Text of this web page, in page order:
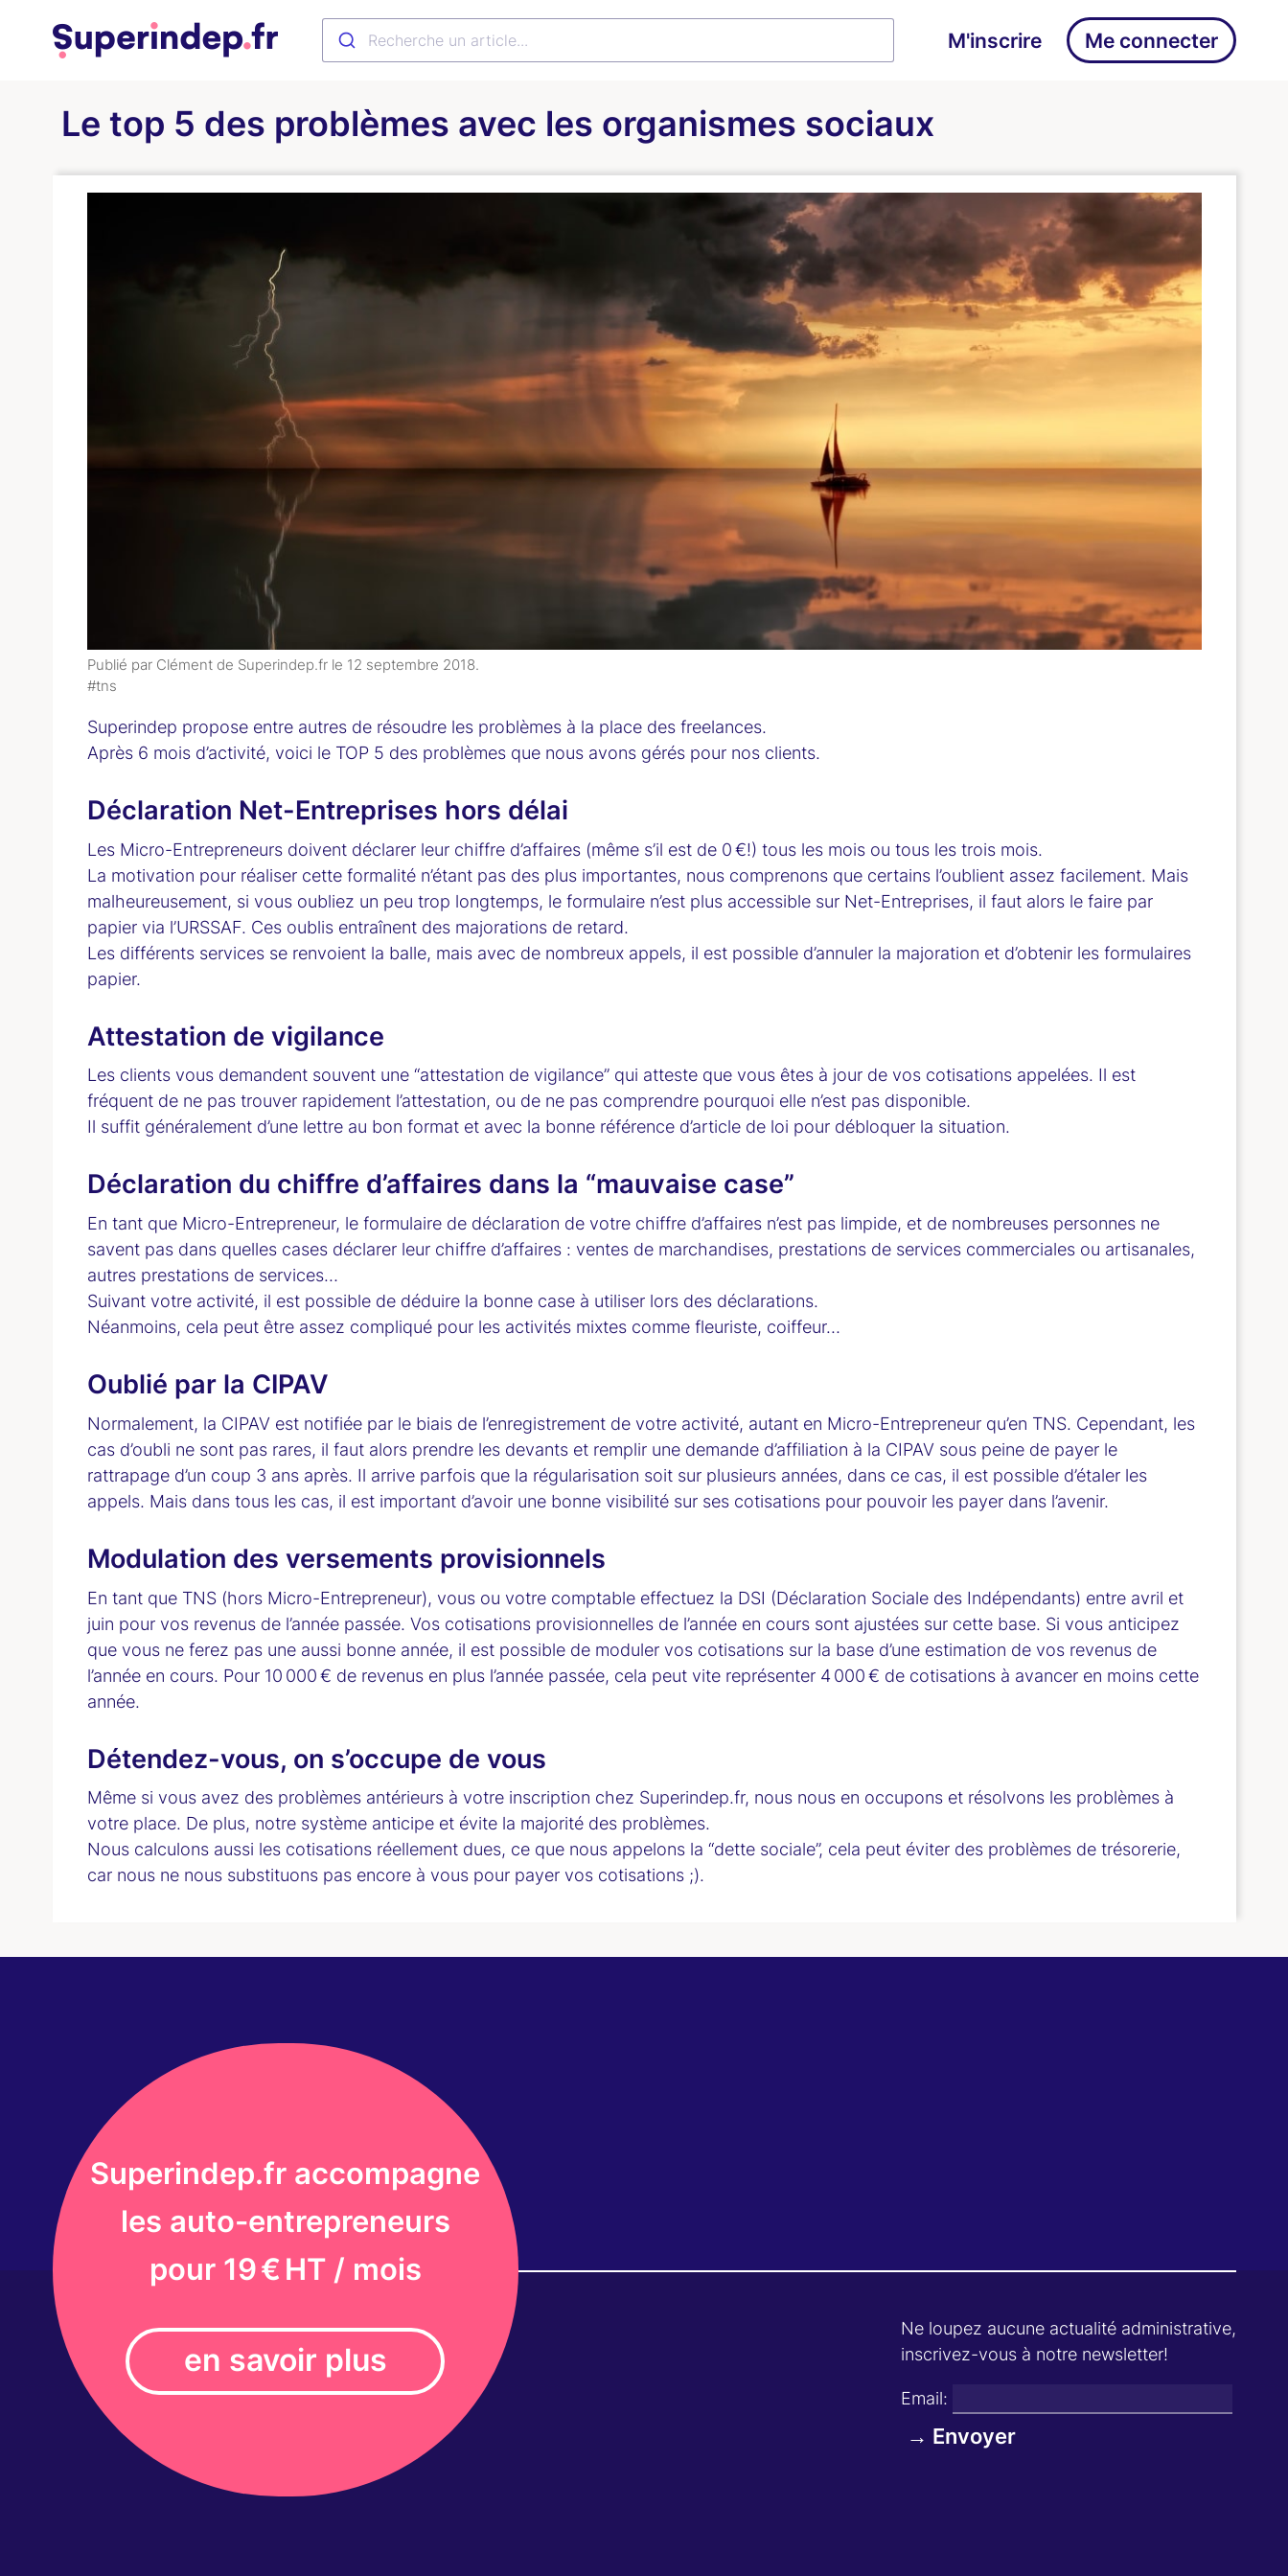
M'inscrire Me connecter
Le top 5 des problèmes avec les organismes sociaux
Publié par Clément de Superindep.fr le 12 septembre 2018.
#tns
Superindep propose entre autres de résoudre les problèmes à la place des freelances.
Après 6 mois d’activité, voici le TOP 5 des problèmes que nous avons gérés pour nos clients.
Déclaration Net-Entreprises hors délai
Les Micro-Entrepreneurs doivent déclarer leur chiffre d’affaires (même s’il est de 0 €!) tous les mois ou tous les trois mois.
La motivation pour réaliser cette formalité n’étant pas des plus importantes, nous comprenons que certains l’oublient assez facilement. Mais
malheureusement, si vous oubliez un peu trop longtemps, le formulaire n’est plus accessible sur Net-Entreprises, il faut alors le faire par
papier via l’URSSAF. Ces oublis entraînent des majorations de retard.
Les différents services se renvoient la balle, mais avec de nombreux appels, il est possible d’annuler la majoration et d’obtenir les formulaires
papier.
Attestation de vigilance
Les clients vous demandent souvent une “attestation de vigilance” qui atteste que vous êtes à jour de vos cotisations appelées. Il est
fréquent de ne pas trouver rapidement l’attestation, ou de ne pas comprendre pourquoi elle n’est pas disponible.
Il suffit généralement d’une lettre au bon format et avec la bonne référence d’article de loi pour débloquer la situation.
Déclaration du chiffre d’affaires dans la “mauvaise case”
En tant que Micro-Entrepreneur, le formulaire de déclaration de votre chiffre d’affaires n’est pas limpide, et de nombreuses personnes ne
savent pas dans quelles cases déclarer leur chiffre d’affaires : ventes de marchandises, prestations de services commerciales ou artisanales,
autres prestations de services…
Suivant votre activité, il est possible de déduire la bonne case à utiliser lors des déclarations.
Néanmoins, cela peut être assez compliqué pour les activités mixtes comme fleuriste, coiffeur…​
Oublié par la CIPAV
Normalement, la CIPAV est notifiée par le biais de l’enregistrement de votre activité, autant en Micro-Entrepreneur qu’en TNS. Cependant, les
cas d’oubli ne sont pas rares, il faut alors prendre les devants et remplir une demande d’affiliation à la CIPAV sous peine de payer le
rattrapage d’un coup 3 ans après. Il arrive parfois que la régularisation soit sur plusieurs années, dans ce cas, il est possible d’étaler les
appels. Mais dans tous les cas, il est important d’avoir une bonne visibilité sur ses cotisations pour pouvoir les payer dans l’avenir.
Modulation des versements provisionnels
En tant que TNS (hors Micro-Entrepreneur), vous ou votre comptable effectuez la DSI (Déclaration Sociale des Indépendants) entre avril et
juin pour vos revenus de l’année passée. Vos cotisations provisionnelles de l’année en cours sont ajustées sur cette base. Si vous anticipez
que vous ne ferez pas une aussi bonne année, il est possible de moduler vos cotisations sur la base d’une estimation de vos revenus de
l’année en cours. Pour 10 000 € de revenus en plus l’année passée, cela peut vite représenter 4 000 € de cotisations à avancer en moins cette
année.
Détendez-vous, on s’occupe de vous
Même si vous avez des problèmes antérieurs à votre inscription chez Superindep.fr, nous nous en occupons et résolvons les problèmes à
votre place. De plus, notre système anticipe et évite la majorité des problèmes.
Nous calculons aussi les cotisations réellement dues, ce que nous appelons la “dette sociale”, cela peut éviter des problèmes de trésorerie,
car nous ne nous substituons pas encore à vous pour payer vos cotisations ;).
Superindep.fr accompagne
les auto-entrepreneurs
pour 19 € HT / mois
en savoir plus
Ne loupez aucune actualité administrative,
inscrivez-vous à notre newsletter!
Email: